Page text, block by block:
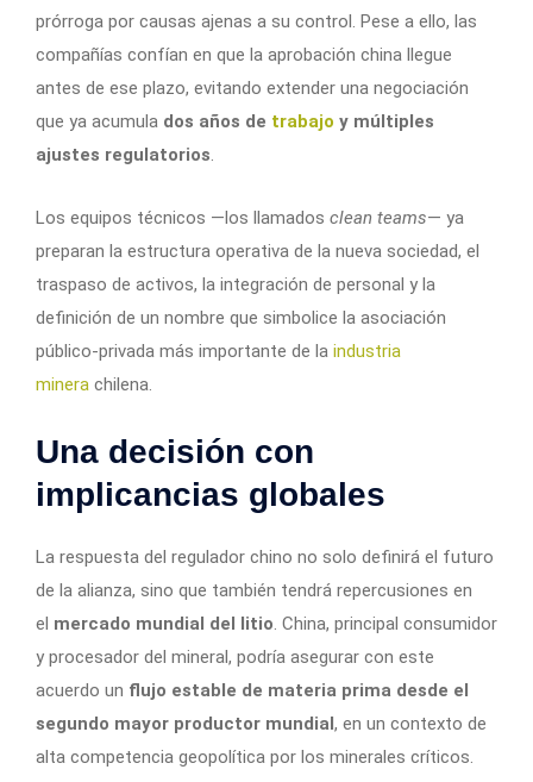
prórroga por causas ajenas a su control. Pese a ello, las
compañías confían en que la aprobación china llegue
antes de ese plazo, evitando extender una negociación
que ya acumula dos años de trabajo y múltiples
ajustes regulatorios.
Los equipos técnicos —los llamados clean teams— ya
preparan la estructura operativa de la nueva sociedad, el
traspaso de activos, la integración de personal y la
definición de un nombre que simbolice la asociación
público-privada más importante de la industria
minera chilena.
Una decisión con
implicancias globales
La respuesta del regulador chino no solo definirá el futuro
de la alianza, sino que también tendrá repercusiones en
el mercado mundial del litio. China, principal consumidor
y procesador del mineral, podría asegurar con este
acuerdo un flujo estable de materia prima desde el
segundo mayor productor mundial, en un contexto de
alta competencia geopolítica por los minerales críticos.